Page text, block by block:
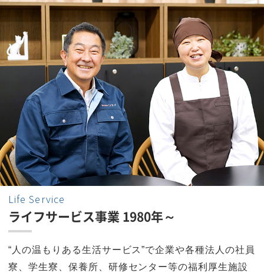
Life Service
ライフサービス事業 1980年～
“人の温もりある生活サービス”で企業や各種法人の社員
寮、学生寮、保養所、研修センター等の福利厚生施設